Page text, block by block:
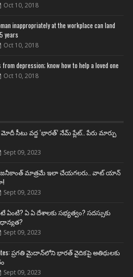
Oct 10, 2018
inappropriately at the workplace can land
years
Oct 10, 2018
depression; know how to help a loved one
Oct 10, 2018
మోదీ సీటు వద్ద ‘భారత్’ నేమ్ ప్లేట్‌.. పేరు మార్పు
Sept 09, 2023
రజనీకాంత్ మాత్రమే ఇలా చేయగలరు.. వాట్ యాన్
Sept 09, 2023
ఏంటి? ఏ ఏ దేశాలకు సభ్యత్వం? సదస్సుకు
Sept 09, 2023
ప్రగతి మైదాన్‌లోని భారత్ వైదికపై అతిథులకు
Sept 09, 2023